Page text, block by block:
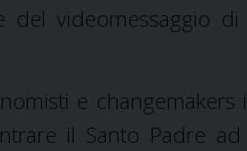
del videomessaggio di
e changemakers
il Santo Padre ad